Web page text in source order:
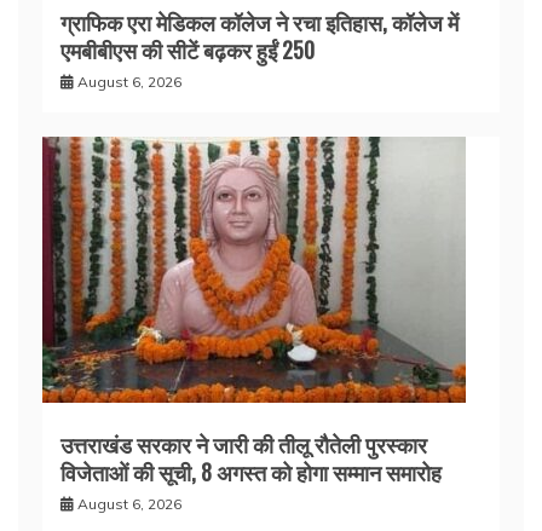
ग्राफिक एरा मेडिकल कॉलेज ने रचा इतिहास, कॉलेज में
एमबीबीएस की सीटें बढ़कर हुईं 250
August 6, 2026
उत्तराखंड सरकार ने जारी की तीलू रौतेली पुरस्कार
विजेताओं की सूची, 8 अगस्त को होगा सम्मान समारोह
August 6, 2026